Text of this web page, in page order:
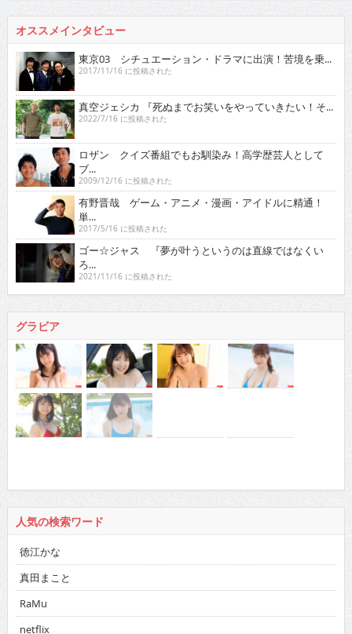
オススメインタビュー
東京03 シチュエーション・ドラマに出演！苦境を乗...
2017/11/16 に投稿された
真空ジェシカ 『死ぬまでお笑いをやっていきたい！そ...
2022/7/16 に投稿された
ロザン クイズ番組でもお馴染み！高学歴芸人として
ブ...
2009/12/16 に投稿された
有野晋哉 ゲーム・アニメ・漫画・アイドルに精通！
単...
2017/5/16 に投稿された
ゴー☆ジャス 『夢が叶うというのは直線ではなくい
ろ...
2021/11/16 に投稿された
グラビア
人気の検索ワード
徳江かな
真田まこと
RaMu
netflix